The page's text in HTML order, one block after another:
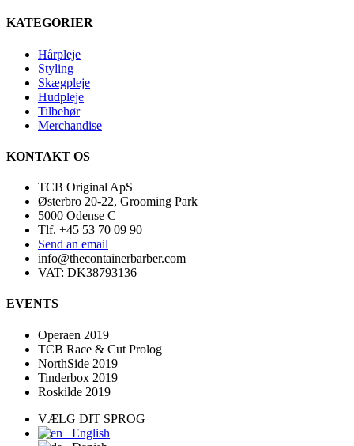
KATEGORIER
Hårpleje
Styling
Skægpleje
Hudpleje
Tilbehør
Merchandise
KONTAKT OS
TCB Original ApS
Østerbro 20-22, Grooming Park
5000 Odense C
Tlf. +45 53 70 09 90
Send an email
info@thecontainerbarber.com
VAT: DK38793136
EVENTS
Operaen 2019
TCB Race & Cut Prolog
NorthSide 2019
Tinderbox 2019
Roskilde 2019
VÆLG DIT SPROG
English